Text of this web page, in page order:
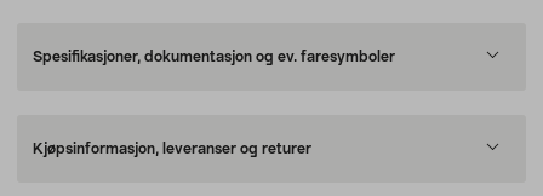
Spesifikasjoner, dokumentasjon og ev. faresymboler
Kjøpsinformasjon, leveranser og returer